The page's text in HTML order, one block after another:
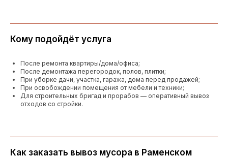
Кому подойдёт услуга
После ремонта квартиры/дома/офиса;
После демонтажа перегородок, полов, плитки;
При уборке дачи, участка, гаража, дома перед продажей;
При освобождении помещения от мебели и техники;
Для строительных бригад и прорабов — оперативный вывоз
отходов со стройки.
Как заказать вывоз мусора в Раменском